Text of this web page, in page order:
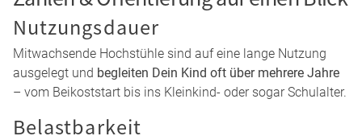
Auchmodulare Lösungen
Hochstühle, die sich mitBabyaufsatz oder Zubehör
erweitern lassen, begleiten Deinen Alltag vom Beikoststart
bis ins Kleinkindalter.
Bekannte Marken wiehauck